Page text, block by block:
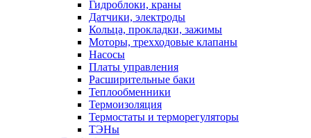
Гидроблоки, краны
Датчики, электроды
Кольца, прокладки, зажимы
Моторы, трехходовые клапаны
Насосы
Платы управления
Расширительные баки
Теплообменники
Термоизоляция
Термостаты и терморегуляторы
ТЭНы